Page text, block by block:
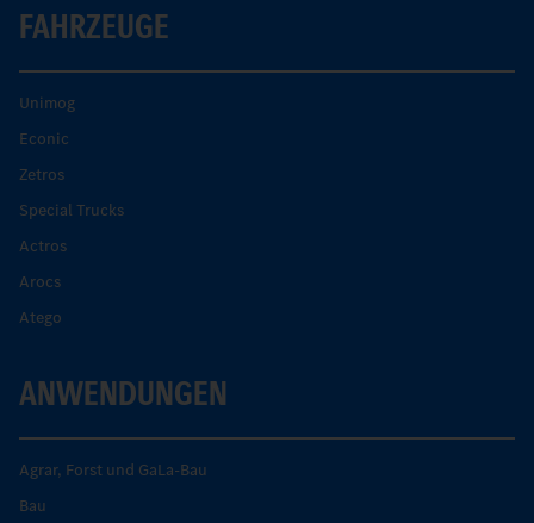
FAHRZEUGE
Unimog
Econic
Zetros
Special Trucks
Actros
Arocs
Atego
ANWENDUNGEN
Agrar, Forst und GaLa-Bau
Bau